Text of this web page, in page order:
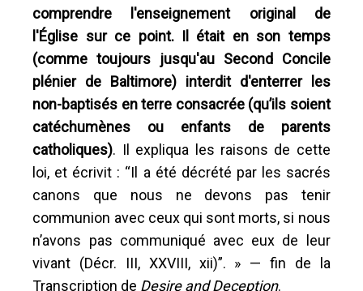
comprendre l'enseignement original de
l'Église sur ce point. Il était en son temps
(comme toujours jusqu'au Second Concile
plénier de Baltimore) interdit d'enterrer les
non-baptisés en terre consacrée (qu’ils soient
catéchumènes ou enfants de parents
catholiques). Il expliqua les raisons de cette
loi, et écrivit : “Il a été décrété par les sacrés
canons que nous ne devons pas tenir
communion avec ceux qui sont morts, si nous
n’avons pas communiqué avec eux de leur
vivant (Décr. III, XXVIII, xii)”. » — fin de la
Transcription de Desire and Deception.